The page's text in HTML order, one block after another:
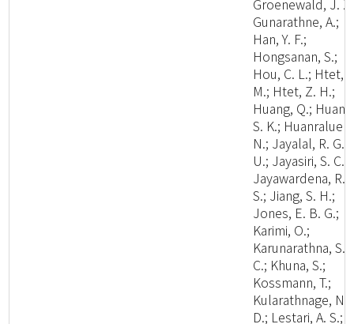
Groenewald, J.
Gunarathne, A.;
Han, Y. F.;
Hongsanan, S.;
Hou, C. L.; Htet,
M.; Htet, Z. H.;
Huang, Q.;
S. K.; Huanraluek,
N.; Jayalal, R. G.
U.; Jayasiri, S. C.;
Jayawardena, R.
S.; Jiang, S. H.;
Jones, E. B. G.;
Karimi, O.;
Karunarathna, S.
C.; Khuna, S.;
Kossmann, T.;
Kularathnage, N.
D.; Lestari, A. S.;